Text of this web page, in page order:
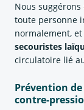
Nous suggérons
toute personne
normalement,
secouristes
circulatoire lié
Prévention
contre-